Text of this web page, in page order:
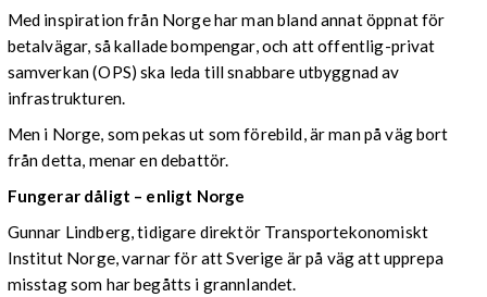
Med inspiration från Norge har man bland annat öppnat för
betalvägar, så kallade bompengar, och att offentlig-privat
samverkan (OPS) ska leda till snabbare utbyggnad av
infrastrukturen.
Men i Norge, som pekas ut som förebild, är man på väg bort
från detta, menar en debattör.
Fungerar dåligt – enligt Norge
Gunnar Lindberg, tidigare direktör Transportekonomiskt
Institut Norge, varnar för att Sverige är på väg att upprepa
misstag som har begåtts i grannlandet.